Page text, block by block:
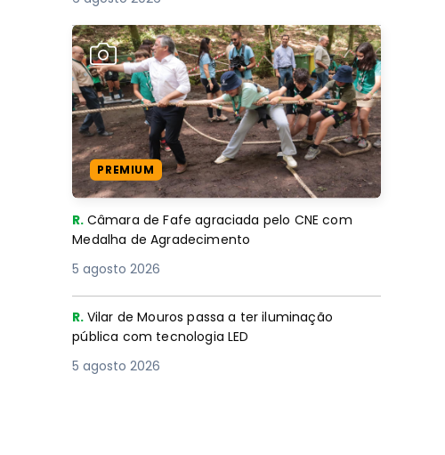
PREMIUM
R. Câmara de Fafe agraciada pelo CNE com
Medalha de Agradecimento
5 agosto 2026
R. Vilar de Mouros passa a ter iluminação
pública com tecnologia LED
5 agosto 2026